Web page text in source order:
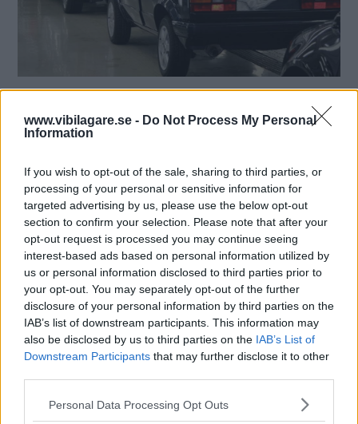
www.vibilagare.se - Do Not Process My Personal
Information
If you wish to opt-out of the sale, sharing to third parties, or
processing of your personal or sensitive information for
targeted advertising by us, please use the below opt-out
section to confirm your selection. Please note that after your
opt-out request is processed you may continue seeing
interest-based ads based on personal information utilized by
us or personal information disclosed to third parties prior to
your opt-out. You may separately opt-out of the further
disclosure of your personal information by third parties on the
IAB’s list of downstream participants. This information may
also be disclosed by us to third parties on the IAB’s List of
Downstream Participants that may further disclose it to other
Please note that this website/app uses one or more Google
Personal Data Processing Opt Outs
passerat sitt utgångsdatum men fortsätter leva
vidare på olika sätt. Här är tio överlevnadskonstnärer
Text
Mårten Carlsson
Starta quiz!
MISSA INTE KOMMANDE ARTIKLAR OM
Få vårt nyhetsbrev utan kostnad